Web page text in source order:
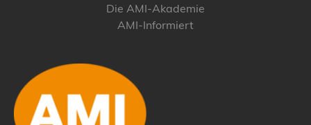
Die AMI-Akademie
AMI-Informiert